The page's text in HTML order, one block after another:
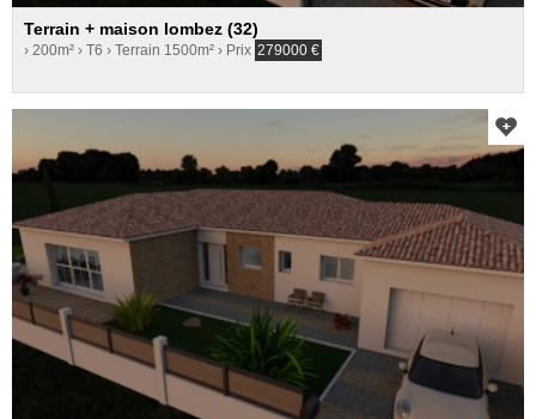
Terrain + maison lombez (32)
› 200m² › T6 › Terrain 1500m² › Prix 279000 €